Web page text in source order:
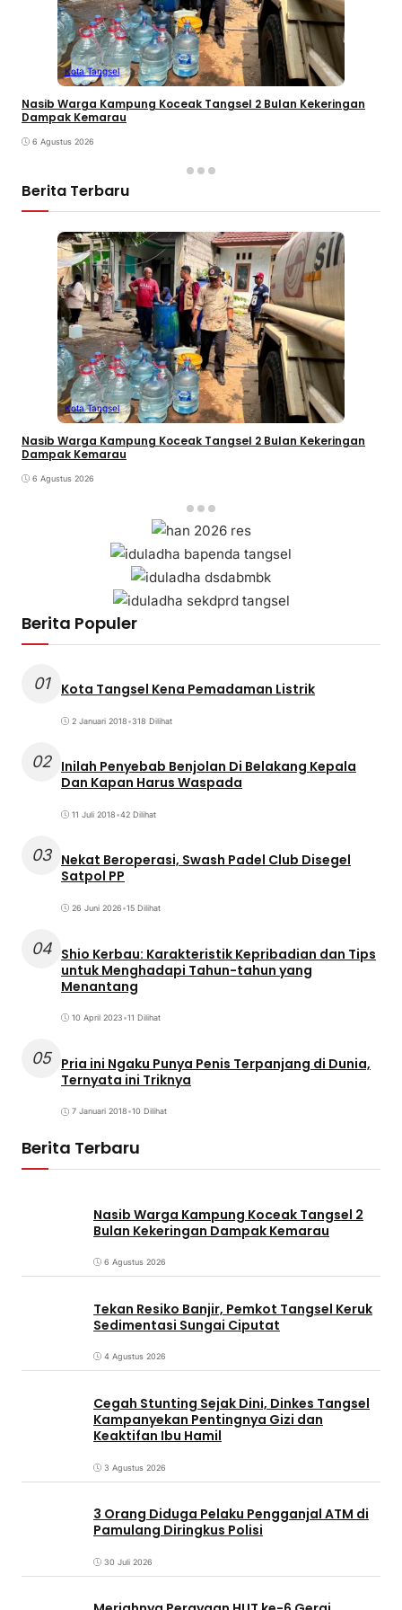
Kota Tangsel
Nasib Warga Kampung Koceak Tangsel 2 Bulan Kekeringan
Dampak Kemarau
6 Agustus 2026
Berita Terbaru
Kota Tangsel
Nasib Warga Kampung Koceak Tangsel 2 Bulan Kekeringan
Dampak Kemarau
6 Agustus 2026
Berita Populer
01 Kota Tangsel Kena Pemadaman Listrik
2 Januari 2018•318 Dilihat
02 Inilah Penyebab Benjolan Di Belakang Kepala
Dan Kapan Harus Waspada
11 Juli 2018•42 Dilihat
03 Nekat Beroperasi, Swash Padel Club Disegel
Satpol PP
26 Juni 2026•15 Dilihat
04 Shio Kerbau: Karakteristik Kepribadian dan Tips
untuk Menghadapi Tahun-tahun yang
Menantang
10 April 2023•11 Dilihat
05 Pria ini Ngaku Punya Penis Terpanjang di Dunia,
Ternyata ini Triknya
7 Januari 2018•10 Dilihat
Berita Terbaru
Nasib Warga Kampung Koceak Tangsel 2
Bulan Kekeringan Dampak Kemarau
6 Agustus 2026
Tekan Resiko Banjir, Pemkot Tangsel Keruk
Sedimentasi Sungai Ciputat
4 Agustus 2026
Cegah Stunting Sejak Dini, Dinkes Tangsel
Kampanyekan Pentingnya Gizi dan
Keaktifan Ibu Hamil
3 Agustus 2026
3 Orang Diduga Pelaku Pengganjal ATM di
Pamulang Diringkus Polisi
30 Juli 2026